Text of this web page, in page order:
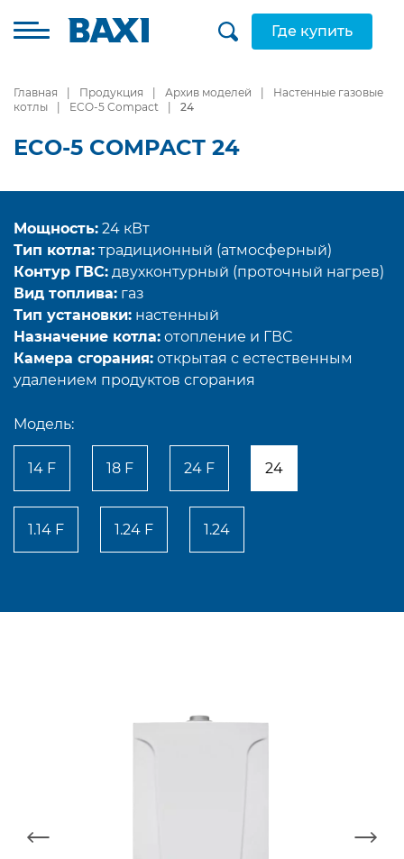
Где купить
Главная Продукция Архив моделей
Настенные газовые
котлы
ECO-5 Compact 24
ECO-5 COMPACT 24
Мощность: 24 кВт
Тип котла: традиционный (атмосферный)
Контур ГВС: двухконтурный (проточный нагрев)
Вид топлива: газ
Тип установки: настенный
Назначение котла: отопление и ГВС
Камера сгорания: открытая с естественным
удалением продуктов сгорания
Модель:
14 F 18 F 24 F 24
1.14 F 1.24 F 1.24